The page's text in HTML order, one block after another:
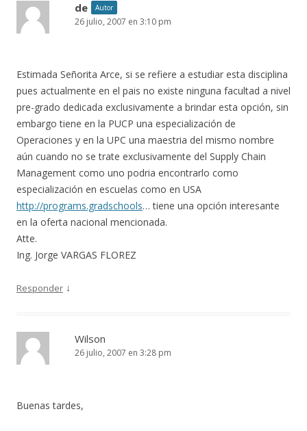
de Autor
26 julio, 2007 en 3:10 pm
Estimada Señorita Arce, si se refiere a estudiar esta disciplina
pues actualmente en el pais no existe ninguna facultad a nivel
pre-grado dedicada exclusivamente a brindar esta opción, sin
embargo tiene en la PUCP una especialización de
Operaciones y en la UPC una maestria del mismo nombre
aún cuando no se trate exclusivamente del Supply Chain
Management como uno podria encontrarlo como
especialización en escuelas como en USA
http://programs.gradschools… tiene una opción interesante
en la oferta nacional mencionada.
Atte.
Ing. Jorge VARGAS FLOREZ
Responder ↓
Wilson
26 julio, 2007 en 3:28 pm
Buenas tardes,